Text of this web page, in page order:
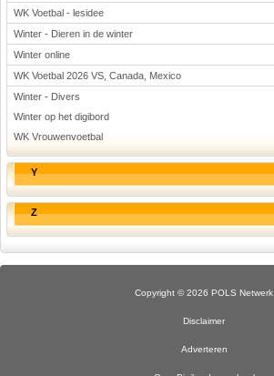
WK Voetbal - lesidee
Winter - Dieren in de winter
Winter online
WK Voetbal 2026 VS, Canada, Mexico
Winter - Divers
Winter op het digibord
WK Vrouwenvoetbal
Y
Z
Copyright © 2026 POLS Netwerk
Disclaimer
Adverteren